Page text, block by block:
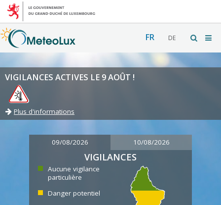
FR DE
VIGILANCES ACTIVES LE 9 AOÛT !
Plus d'informations
09/08/2026 10/08/2026
VIGILANCES
Aucune vigilance
particulière
Danger potentiel